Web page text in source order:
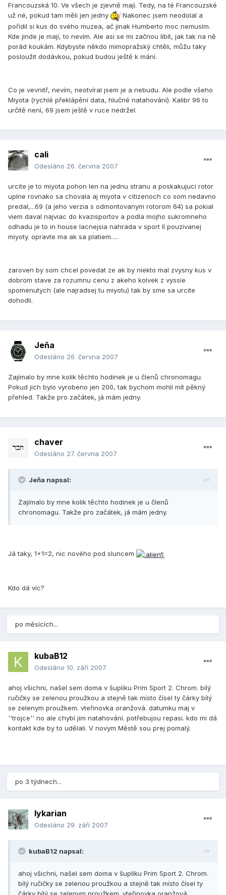
Francouzská 10. Ve všech je zjevně mají. Tedy, na té Francouzské
už né, pokud tam měli jen jedny
Nakonec jsem neodolal a
pořídil si kus do svého muzea, ač jinak Humberto moc nemusím.
Kde jinde je mají, to nevím. Ale asi se mi začnou líbít, jak tak na ně
porád koukám. Kdybyste někdo mimopražský chtěli, můžu taky
posloužit dodávkou, pokud budou ještě k mání.
Co je vevnitř, nevím, neotvíral jsem je a nebudu. Ale podle všeho
Miyota (rychlé překlápění data, hlučné natahování). Kalibr 96 to
určitě není, 69 jsem ještě v ruce nedržel.
cali
Odesláno 26. června 2007
urcite je to miyota pohon len na jednu stranu a poskakujuci rotor
uplne rovnako sa chovala aj miyota v citizenoch co som nedavno
predal,...69 (a jeho verzia s odmontovanym rotorom 64) sa pokial
viem daval najviac do kvazisportov a podla mojho sukromneho
odhadu je to in house lacnejsia nahrada v sport II pouzivanej
miyoty. opravte ma ak sa platiem.....
zaroven by som chcel povedat ze ak by niekto mal zvysny kus v
dobrom stave za rozumnu cenu z akeho kolvek z vyssie
spomenutych (ale najradsej tu miyotu) tak by sme sa urcite
dohodli.
Jeňa
Odesláno 26. června 2007
Zajímalo by mne kolik těchto hodinek je u členů chronomagu.
Pokud jich bylo vyrobeno jen 200, tak bychom mohli mít pěkný
přehled. Takže pro začátek, já mám jedny.
chaver
Odesláno 27. června 2007
Jeňa napsal:
Zajímalo by mne kolik těchto hodinek je u členů
chronomagu. Takže pro začátek, já mám jedny.
Já taky, 1+1=2, nic nového pod sluncem
Kdo dá víc?
po měsících...
kubaB12
Odesláno 10. září 2007
ahoj všichni, našel sem doma v šuplíku Prim Sport 2. Chrom. bílý
ručičky se zelenou proužkou a stejně tak místo čísel ty čárky bílý
se zelenym proužkem. vteřinovka oranžová. datumku maj v
''trojce'' no ale chybí jim natahování. potřebujou repasi. kdo mi dá
kontakt kde by to udělali. V novym Městě sou prej pomalý.
po 3 týdnech...
lykarian
Odesláno 29. září 2007
kubaB12 napsal:
ahoj všichni, našel sem doma v šuplíku Prim Sport 2. Chrom.
bílý ručičky se zelenou proužkou a stejně tak místo čísel ty